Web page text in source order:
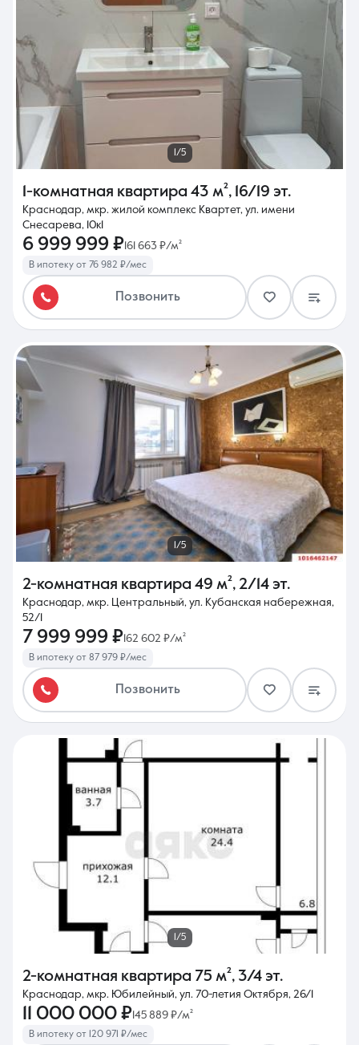
1/5
1-комнатная квартира 43 м², 16/19 эт.
Краснодар, мкр. жилой комплекс Квартет, ул. имени
Снесарева, 10к1
6 999 999 ₽ 161 663 ₽/м²
В ипотеку от 76 982 ₽/мес
Позвонить
1/5
2-комнатная квартира 49 м², 2/14 эт.
Краснодар, мкр. Центральный, ул. Кубанская набережная,
52/1
7 999 999 ₽162 602 ₽/м²
В ипотеку от 87 979 ₽/мес
Позвонить
1/5
2-комнатная квартира 75 м², 3/4 эт.
Краснодар, мкр. Юбилейный, ул. 70-летия Октября, 26/1
11 000 000 ₽145 889 ₽/м²
В ипотеку от 120 971 ₽/мес